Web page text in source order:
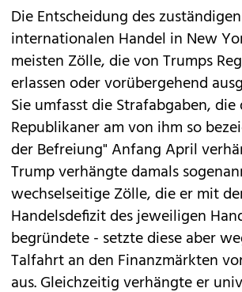
Die Entscheidung des
internationalen Handel in New
meisten Zölle, die von Trumps
erlassen oder vorübergehend
Sie umfasst die Strafabgaben, die
Republikaner am von ihm so
der Befreiung" Anfang April
Trump verhängte damals
wechselseitige Zölle, die er mit
Handelsdefizit des jeweiligen
begründete - setzte diese aber
Talfahrt an den Finanzmärkten
aus. Gleichzeitig verhängte er